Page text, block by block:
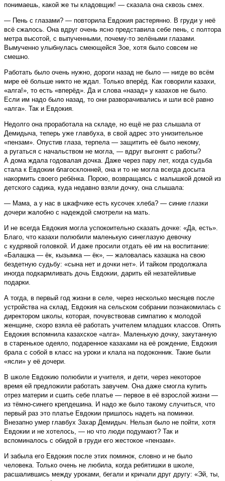
понимаешь, какой же ты кладовщик! — сказала она сквозь смех.
— Пень с глазами? — повторила Евдокия растерянно. В груди у неё
всё сжалось. Она вдруг очень ясно представила себе пень, с полтора
метра высотой, с выпученными, почему-то зелёными глазами.
Вымученно улыбнулась смеющейся Зое, хотя было совсем не
смешно.
Работать было очень нужно, дороги назад не было — нигде во всём
мире её больше никто не ждал. Только вперёд. Как говорили казахи,
«алга!», то есть «вперёд». Да и слова «назад» у казахов не было.
Если им надо было назад, то они разворачивались и шли всё равно
«алга». Так и Евдокия.
Недолго она проработала на складе, но ещё не раз слышала от
Демидыча, теперь уже главбуха, в свой адрес это унизительное
«пензам». Опустив глаза, терпела — защитить её было некому,
а ругаться с начальством не могла, — вдруг выгонят с работы?
А дома ждала годовалая дочка. Даже через пару лет, когда судьба
стала к Евдокии благосклонней, она и то не могла всегда досыта
накормить своего ребёнка. Порою, возвращаясь с малышкой домой из
детского садика, куда недавно взяли дочку, она слышала:
— Мама, а у нас в шкафчике есть кусочек хлеба? — синие глазки
дочери жалобно с надеждой смотрели на мать.
И не всегда Евдокия могла успокоительно сказать дочке: «Да, есть».
Благо, что казахи полюбили маленькую синеглазую девочку
с кудрявой головкой. И даже просили отдать её им на воспитание:
«Балашка — ёк, кызымка — ёк», — жаловалась казашка на свою
бездетную судьбу: «сына нет и дочки нет». И тайком продолжала
иногда подкармливать дочь Евдокии, дарить ей незатейливые
подарки.
А тогда, в первый год жизни в селе, через несколько месяцев после
устройства на склад, Евдокия на сельском собрании познакомилась с
директором школы, которая, почувствовав симпатию к молодой
женщине, скоро взяла её работать учителем младших классов. Опять
Евдокия вспомнила казахское «алга». Маленькую дочку, закутанную
в старенькое одеяло, подаренное казахами на её рождение, Евдокия
брала с собой в класс на уроки и клала на подоконник. Такие были
«ясли» у её дочери.
В школе Евдокию полюбили и учителя, и дети, через некоторое
время ей предложили работать заву­чем. Она даже смогла купить
отрез материи и сшить себе платье — первое в её взрослой жизни —
из тёмно-синего крепдешина. И надо же было такому случиться, что
первый раз это платье Евдокии пришлось надеть на поминки.
Внезапно умер главбух Захар Демидыч. Нельзя было не пойти, хотя
Евдокии и не хотелось, — но что люди подумают? Так и
вспоминалось с обидой в груди его жестокое «пензам».
И забыла его Евдокия после этих поминок, словно и не было
человека. Только очень не любила, когда ребятишки в школе,
расшалившись между уроками, бегали и кричали друг другу: «Эй, ты,